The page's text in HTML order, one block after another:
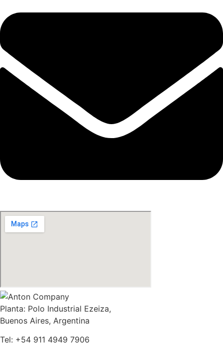
Planta: Polo Industrial Ezeiza,
Buenos Aires, Argentina
Tel: +54 911 4949 7906